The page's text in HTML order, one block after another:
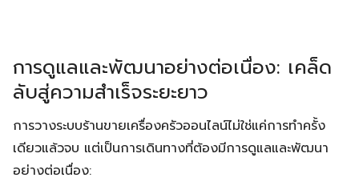
การดูแลและพัฒนาอย่างต่อเนื่อง: เคล็ด
ลับสู่ความสำเร็จระยะยาว
การวางระบบร้านขายเครื่องครัวออนไลน์ไม่ใช่แค่การทำครั้ง
เดียวแล้วจบ แต่เป็นการเดินทางที่ต้องมีการดูแลและพัฒนา
อย่างต่อเนื่อง: